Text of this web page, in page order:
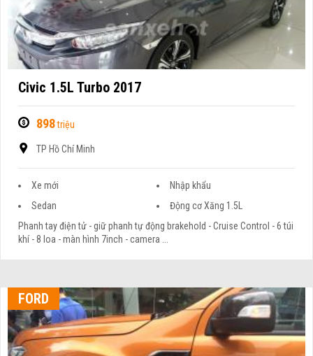
Civic 1.5L Turbo 2017
898triệu
TP Hồ Chí Minh
Xe mới
Nhập khẩu
Sedan
Động cơ Xăng 1.5L
Phanh tay điện tử - giữ phanh tự động brakehold - Cruise Control - 6 túi
khí - 8 loa - màn hình 7inch - camera ...
FORD